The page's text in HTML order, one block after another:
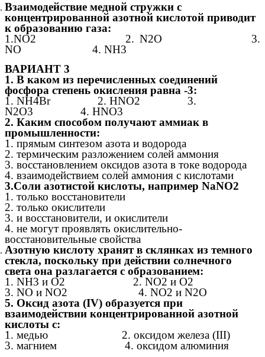
Взаимодействие медной стружки с
концентрированной азотной кислотой приводит
к образованию газа:
1.NO2 2. N2O 3.
NO 4. NH3
ВАРИАНТ 3
1. В каком из перечисленных соединений
фосфора степень окисления равна -3:
1. NH4Br 2. HNO2 3.
N2O3 4. HNO3
2. Каким способом получают аммиак в
промышленности:
1. прямым синтезом азота и водорода
2. термическим разложением солей аммония
3. восстановлением оксидов азота в токе водорода
4. взаимодействием солей аммония с кислотами
3.Соли азотистой кислоты, например NaNO2
1. только восстановители
2. только окислители
3. и восстановители, и окислители
4. не могут проявлять окислительно-
восстановительные свойства
Азотную кислоту хранят в склянках из темного
стекла, поскольку при действии солнечного
света она разлагается с образованием:
1. NH3 и O2 2. NO2 и O2
3. NO и NO2 4. NO2 и N2O
5. Оксид азота (IV) образуется при
взаимодействии концентрированной азотной
кислоты с:
1. медью 2. оксидом железа (III)
3. магнием 4. оксидом алюминия